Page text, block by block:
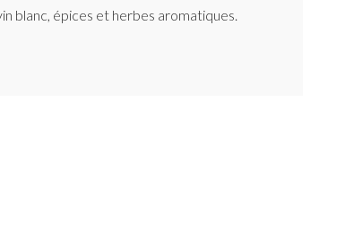
blanc, épices et herbes aromatiques.